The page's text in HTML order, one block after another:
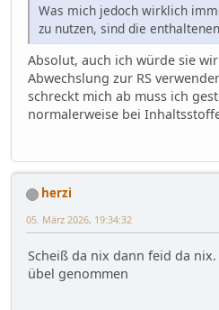
Was mich jedoch wirklich
zu nutzen, sind die
Absolut, auch ich würde sie
Abwechslung zur RS
schreckt mich ab muss ich
normalerweise bei
herzi
05. März 2026, 19:34:32
Scheiß da nix dann feid da
übel genommen